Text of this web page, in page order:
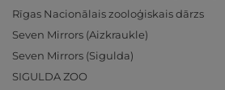
Rīgas Nacionālais zooloģiskais dārzs
Seven Mirrors (Aizkraukle)
Seven Mirrors (Sigulda)
SIGULDA ZOO